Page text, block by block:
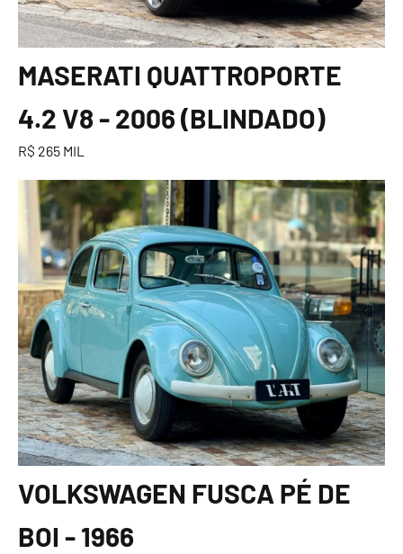
MASERATI QUATTROPORTE
4.2 V8 - 2006 (BLINDADO)
R$ 265 MIL
VOLKSWAGEN FUSCA PÉ DE
BOI - 1966